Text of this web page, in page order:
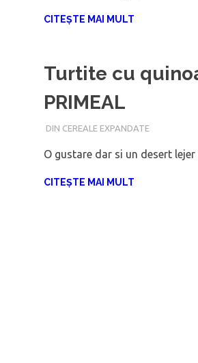
CITEȘTE MAI MULT
Turtite cu
PRIMEAL
IANUARIE 16, 2018
ADMIN
DIN CEREALE EXPANDATE
O gustare dar si un desert
CITEȘTE MAI MULT